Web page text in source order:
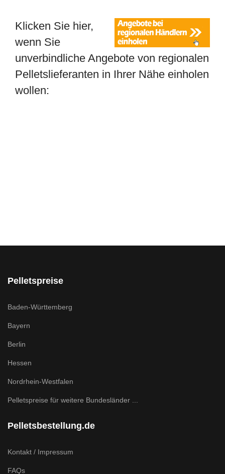
Klicken Sie hier,
wenn Sie
unverbindliche Angebote von regionalen
Pelletslieferanten in Ihrer Nähe einholen
wollen:
Pelletspreise
Baden-Württemberg
Bayern
Berlin
Hessen
Nordrhein-Westfalen
Pelletspreise für weitere Bundesländer ...
Pelletsbestellung.de
Kontakt / Impressum
FAQs